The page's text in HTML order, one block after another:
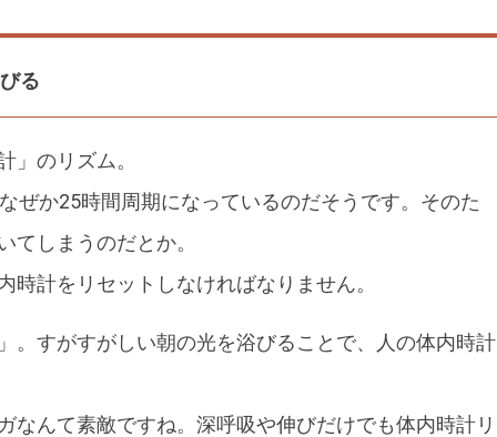
る
」のリズム。
ぜか25時間周期になっているのだそうです。そのた
てしまうのだとか。
計をリセットしなければなりません。
。すがすがしい朝の光を浴びることで、人の体内時計
なんて素敵ですね。深呼吸や伸びだけでも体内時計リ